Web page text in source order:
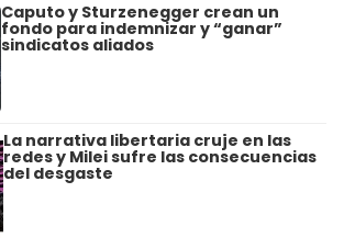
Caputo y Sturzenegger crean un
fondo para indemnizar y “ganar”
sindicatos aliados
La narrativa libertaria cruje en las
redes y Milei sufre las consecuencias
del desgaste